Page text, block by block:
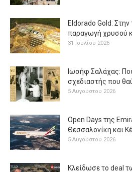
Eldorado Gold: Στην
παραγωγή χρυσού
31 Ιουλίου 2026
Ιωσήφ Σαλάχας:
σχεδιαστής που
5 Αυγούστου 2026
Open Days της
Θεσσαλονίκη και
5 Αυγούστου 2026
Κλείδωσε το deal